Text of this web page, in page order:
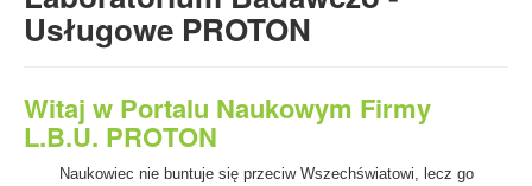
- Elementy budowy maszyn i wiele innych.
Usługowe PROTON
Witaj w Portalu Naukowym Firmy
L.B.U. PROTON
Naukowiec nie buntuje się przeciw Wszechświatowi, lecz go